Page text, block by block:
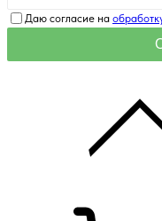
Даю согласие на